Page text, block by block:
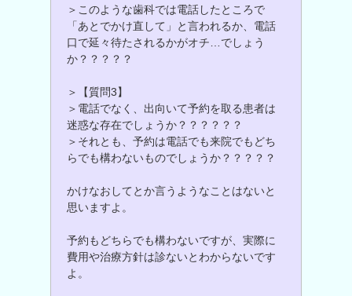
＞このような歯科では電話したところで
「あとでかけ直して」と言われるか、電話
口で延々待たされるかがオチ…でしょう
か？？？？？
＞【質問3】
＞電話でなく、出向いて予約を取る患者は
迷惑な存在でしょうか？？？？？？
＞それとも、予約は電話でも来院でもどち
らでも構わないものでしょうか？？？？？
かけなおしてとか言うようなことはないと
思いますよ。
予約もどちらでも構わないですが、実際に
費用や治療方針は診ないとわからないです
よ。